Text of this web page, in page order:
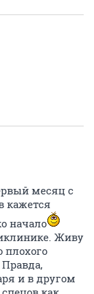
месяц с
кажется
начало
Живу
плохого
Правда,
и в другом